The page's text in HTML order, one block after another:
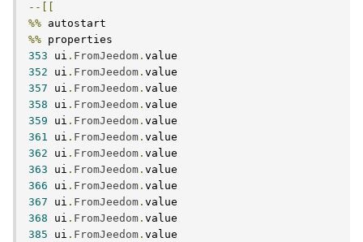
--[[
%%
%%
353 ui . FromJeedom .
352 ui . FromJeedom .
357 ui . FromJeedom .
358 ui . FromJeedom .
359 ui . FromJeedom .
361 ui . FromJeedom .
362 ui . FromJeedom .
363 ui . FromJeedom .
366 ui . FromJeedom .
367 ui . FromJeedom .
368 ui . FromJeedom .
385 ui . FromJeedom .